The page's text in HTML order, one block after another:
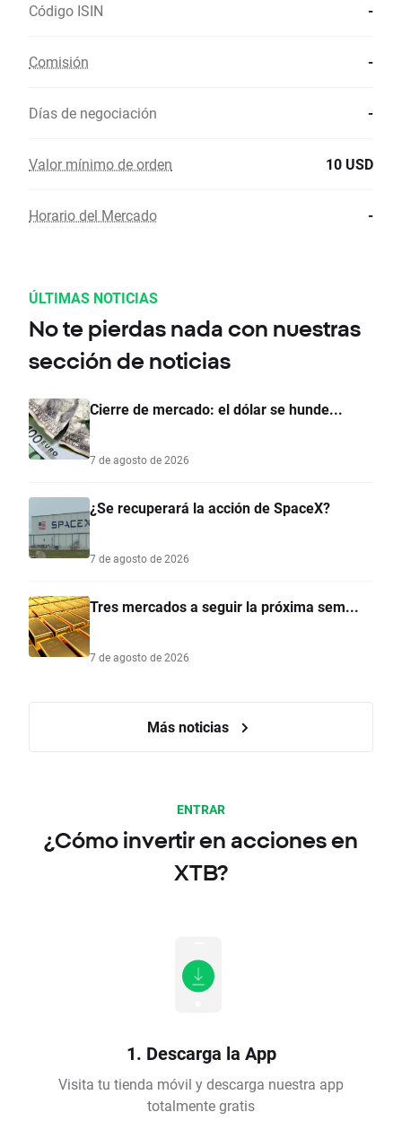
Código ISIN -
Comisión -
Días de negociación -
Valor mínimo de orden 10 USD
Horario del Mercado -
ÚLTIMAS NOTICIAS
No te pierdas nada con nuestras
sección de noticias
Cierre de mercado: el dólar se hunde...
7 de agosto de 2026
¿Se recuperará la acción de SpaceX?
7 de agosto de 2026
Tres mercados a seguir la próxima sem...
7 de agosto de 2026
Más noticias
ENTRAR
¿Cómo invertir en acciones en
XTB?
1. Descarga la App
Visita tu tienda móvil y descarga nuestra app
totalmente gratis